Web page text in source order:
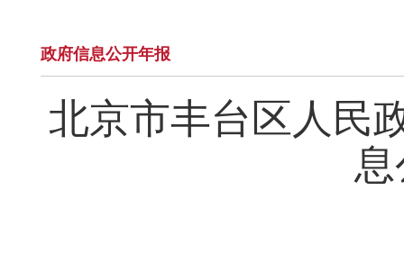
政府信息公开年报
北京市丰台区人民